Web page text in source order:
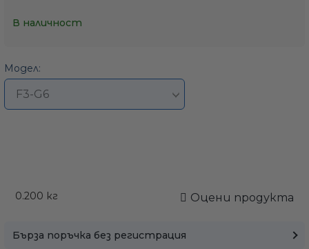
В наличност
Модел:
0.200 кг Оцени продукта
Бърза поръчка без регистрация